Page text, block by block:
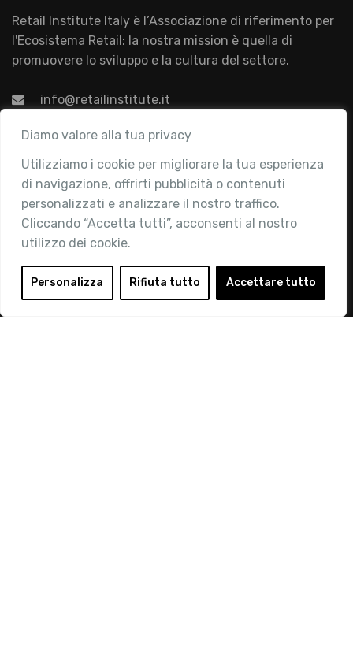
Diamo valore alla tua privacy
Utilizziamo i cookie per migliorare la tua esperienza
di navigazione, offrirti pubblicità o contenuti
personalizzati e analizzare il nostro traffico.
Cliccando “Accetta tutti”, acconsenti al nostro
utilizzo dei cookie.
Personalizza Rifiuta tutto Accettare tutto
Retail Institute Italy è l’Associazione di riferimento per
l'Ecosistema Retail: la nostra mission è quella di
promuovere lo sviluppo e la cultura del settore.
info@retailinstitute.it
Associazione
Chi siamo
Attività
Contatti
Area Riservata
Login
Diventa Socio